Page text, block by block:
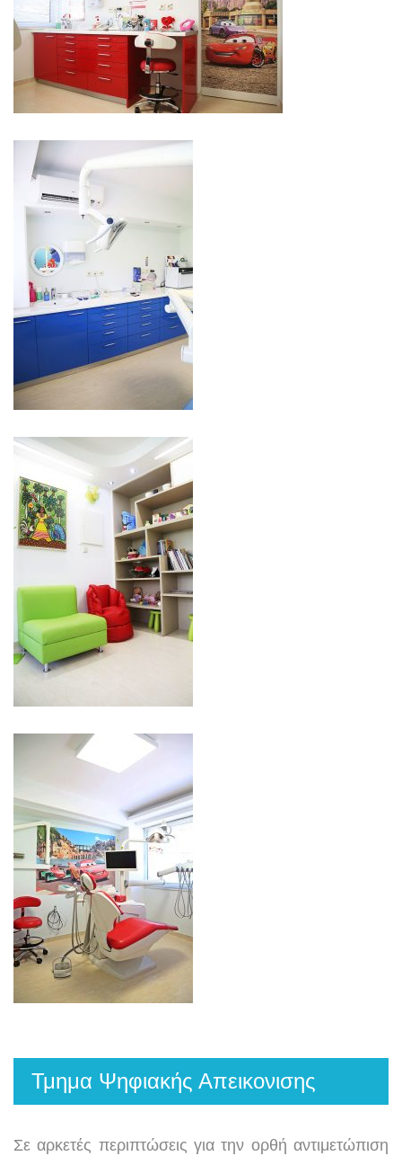
Τμημα Ψηφιακής Απεικονισης
Σε αρκετές περιπτώσεις για την ορθή αντιμετώπιση